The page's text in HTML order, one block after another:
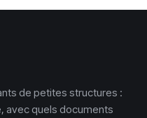
de petites structures :
avec quels documents